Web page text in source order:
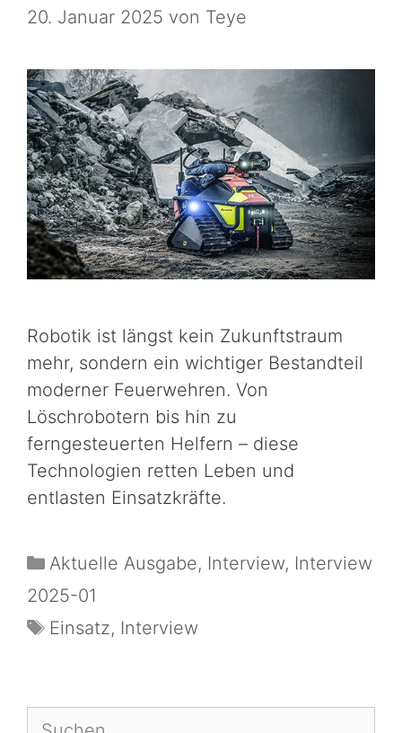
20. Januar 2025 von Teye
Robotik ist längst kein Zukunftstraum
mehr, sondern ein wichtiger Bestandteil
moderner Feuerwehren. Von
Löschrobotern bis hin zu
ferngesteuerten Helfern – diese
Technologien retten Leben und
entlasten Einsatzkräfte.
Aktuelle Ausgabe, Interview, Interview
2025-01
Einsatz, Interview